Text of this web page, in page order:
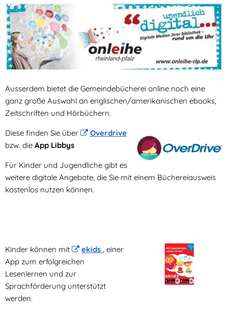
Ausserdem bietet die Gemeindebücherei online noch eine
ganz große Auswahl an englischen/amerikanischen ebooks,
Zeitschriften und Hörbüchern.
Diese finden Sie über
Overdrive
bzw. die App Libbys
Für Kinder und Jugendliche gibt es
weitere digitale Angebote, die Sie mit einem Büchereiausweis
kostenlos nutzen können.
Kinder können mit ekids , einer
App zum erfolgreichen
Lesenlernen und zur
Sprachförderung unterstützt
werden.